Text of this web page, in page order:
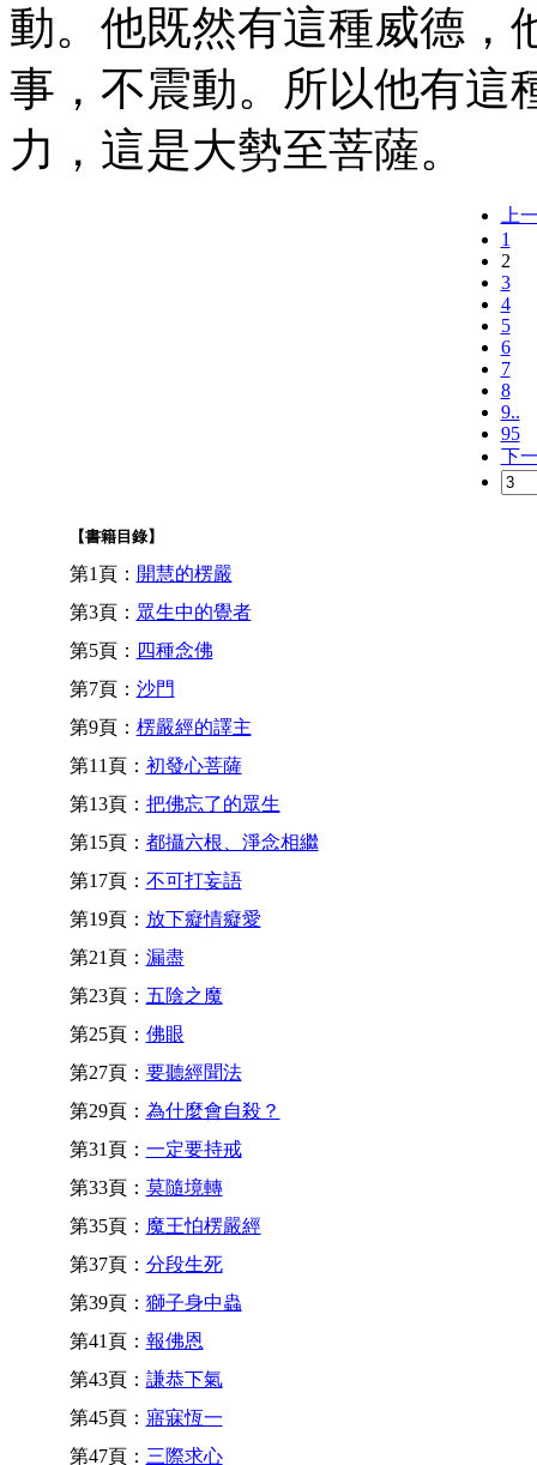
動。他既然有這種威德，
事，不震動。所以他有這
力，這是大勢至菩薩。
上
1
2
3
4
5
6
7
8
9..
95
下
【書籍目錄】
第1頁： 開慧的楞嚴
第3頁： 眾生中的覺者
第5頁： 四種念佛
第7頁： 沙門
第9頁： 楞嚴經的譯主
第11頁： 初發心菩薩
第13頁： 把佛忘了的眾生
第15頁： 都攝六根、淨念相繼
第17頁： 不可打妄語
第19頁： 放下癡情癡愛
第21頁： 漏盡
第23頁： 五陰之魔
第25頁： 佛眼
第27頁： 要聽經聞法
第29頁： 為什麼會自殺？
第31頁： 一定要持戒
第33頁： 莫隨境轉
第35頁： 魔王怕楞嚴經
第37頁： 分段生死
第39頁： 獅子身中蟲
第41頁： 報佛恩
第43頁： 謙恭下氣
第45頁： 寤寐恆一
第47頁： 三際求心